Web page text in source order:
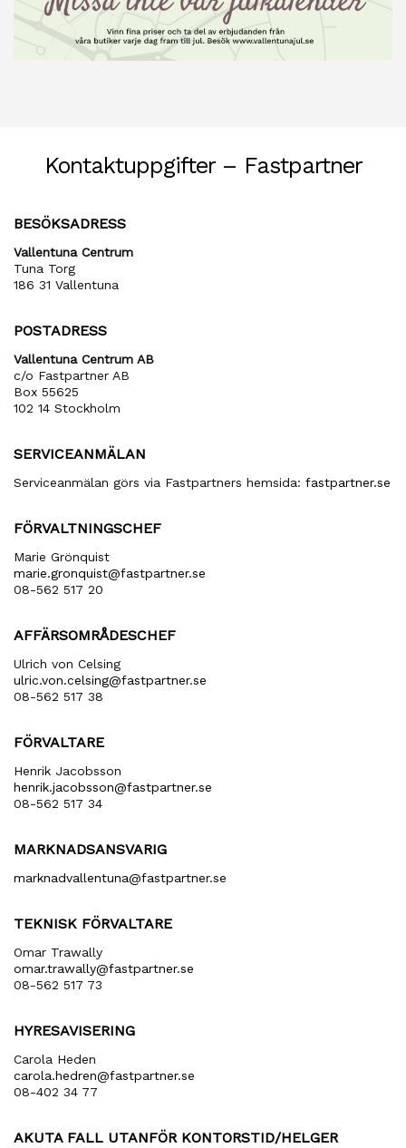
Kontaktuppgifter – Fastpartner
BESÖKSADRESS
Vallentuna Centrum
Tuna Torg
186 31 Vallentuna
POSTADRESS
Vallentuna Centrum AB
c/o Fastpartner AB
Box 55625
102 14 Stockholm
SERVICEANMÄLAN
Serviceanmälan görs via Fastpartners hemsida: fastpartner.se
FÖRVALTNINGSCHEF
Marie Grönquist
marie​.gronquist​@fastpartner​.se
08-562 517 20
AFFÄRSOMRÅDESCHEF
Ulrich von Celsing
ulric​.von​.celsing​@fastpartner​.se
08-562 517 38
FÖRVALTARE
Henrik Jacobsson
henrik​.jacobsson​@fastpartner​.se
08-562 517 34
MARKNADSANSVARIG
marknadvallentuna​@fastpartner​.se
TEKNISK FÖRVALTARE
Omar Trawally
omar.trawally@fastpartner.se
08-562 517 73
HYRESAVISERING
Carola Heden
carola​.hedren​@fastpartner​.se
08-402 34 77
AKUTA FALL UTANFÖR KONTORSTID/HELGER